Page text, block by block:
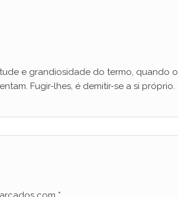
e grandiosidade do termo, quando o
Fugir-lhes, é demitir-se a si próprio.